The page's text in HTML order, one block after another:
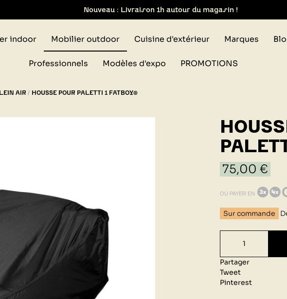
Retrait de votre commande dans notre design store de Lyon-Brignais
indoor Mobilier outdoor Cuisine d'extérieur Marques
Professionnels Modèles d'expo PROMOTIONS
AIR HOUSSE POUR PALETTI 1 FATBOY®
75,00 €
OU PAYER EN
Sur commande
Partager
Tweet
Pinterest